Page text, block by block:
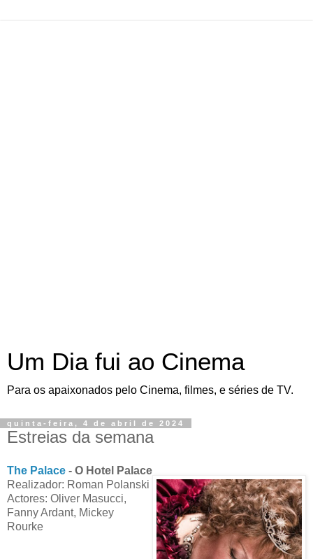
Um Dia fui ao Cinema
Para os apaixonados pelo Cinema, filmes, e séries de TV.
quinta-feira, 4 de abril de 2024
Estreias da semana
The Palace - O Hotel Palace
Realizador: Roman Polanski
Actores: Oliver Masucci,
Fanny Ardant, Mickey
Rourke